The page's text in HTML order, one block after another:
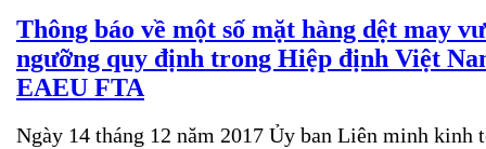
Thông báo về một số mặt hàng dệt may
ngưỡng quy định trong Hiệp định Việt
EAEU FTA
Ngày 14 tháng 12 năm 2017 Ủy ban Liên minh kinh